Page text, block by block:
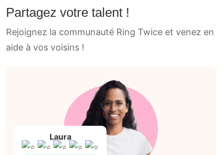
Partagez votre talent !
Rejoignez la communauté Ring Twice et venez en
aide à vos voisins !
Laura